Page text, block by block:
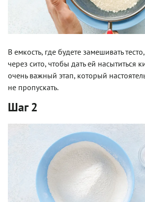
В емкость, где будете замешивать
через сито, чтобы дать ей насытиться
очень важный этап, который
не пропускать.
Шаг 2